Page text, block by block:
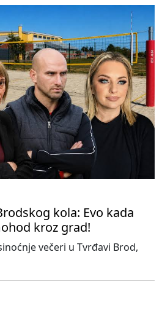
kola: Evo kada
kroz grad!
večeri u Tvrđavi Brod,